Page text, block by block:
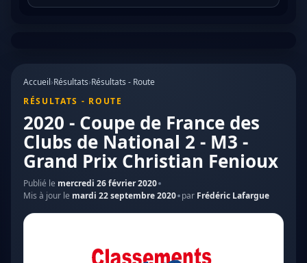
Accueil›Résultats›Résultats - Route
RÉSULTATS - ROUTE
2020 - Coupe de France des
Clubs de National 2 - M3 -
Grand Prix Christian Fenioux
Publié le mercredi 26 février 2020
Mis à jour le mardi 22 septembre 2020 par Frédéric Lafargue